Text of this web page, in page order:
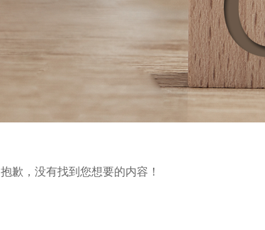
抱歉，没有找到您想要的内容！